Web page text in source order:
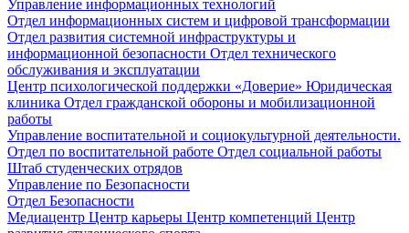
Управление информационных технологий
Отдел информационных систем и цифровой трансформации
Отдел развития системной инфраструктуры и
информационной безопасности Отдел технического
обслуживания и эксплуатации
Центр психологической поддержки «Доверие» Юридическая
клиника Отдел гражданской обороны и мобилизационной
работы
Управление воспитательной и социокультурной деятельности.
Отдел по воспитательной работе Отдел социальной работы
Штаб студенческих отрядов
Управление по Безопасности
Отдел Безопасности
Медиацентр Центр карьеры Центр компетенций Центр